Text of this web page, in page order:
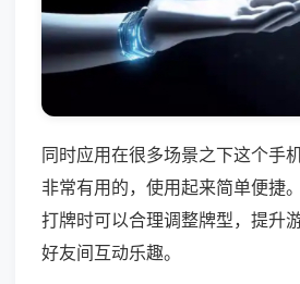
同时应用在很多场景之下这个手
非常有用的，使用起来简单便捷
打牌时可以合理调整牌型，提升
好友间互动乐趣。